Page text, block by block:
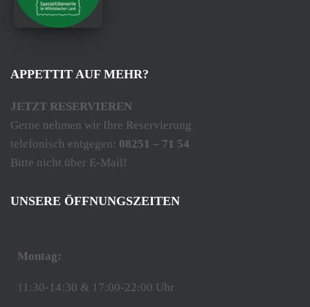
APPETTIT AUF MEHR?
JETZT RESERVIEREN
Gerne nehmen wir Ihre Reservierung
telefonisch entgegen: 08251 – 71 54
Bitte nicht über E-Mail!
UNSERE ÖFFNUNGSZEITEN
Montag:
11:30-14:30 & 17:00-22:00 Uhr